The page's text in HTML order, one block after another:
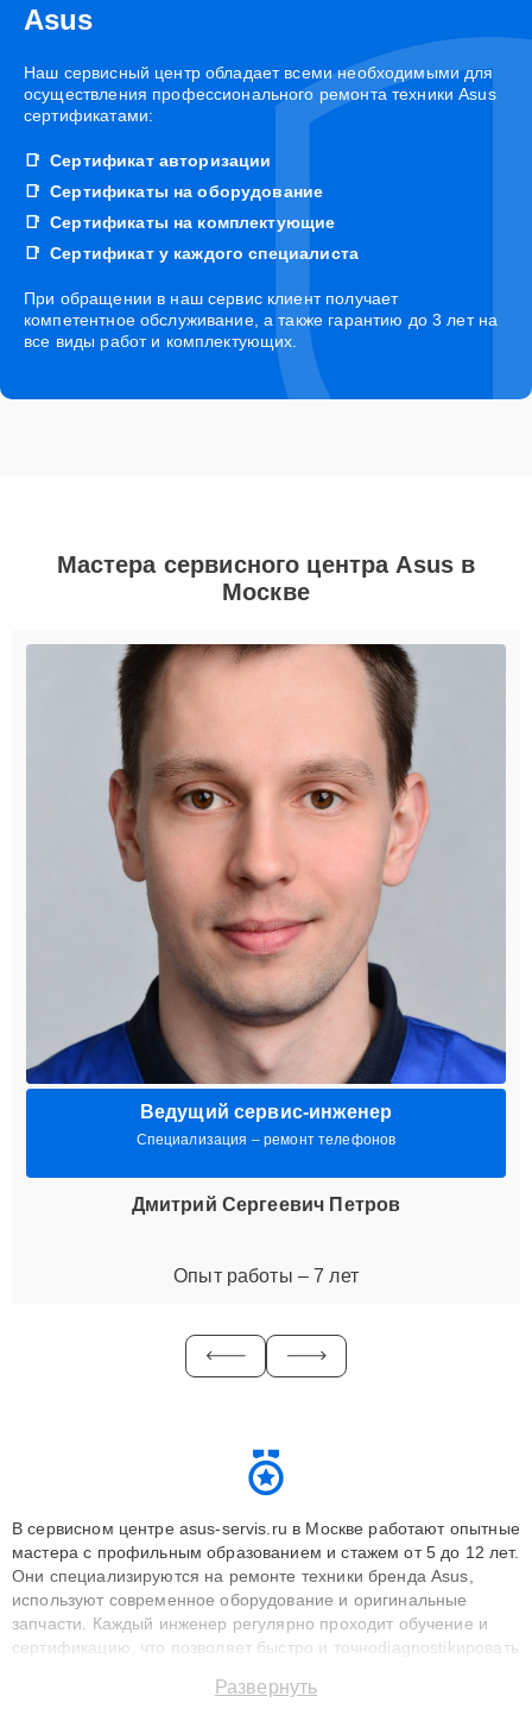
Asus
Наш сервисный центр обладает всеми необходимыми для
осуществления профессионального ремонта техники Asus
сертификатами:
Сертификат авторизации
Сертификаты на оборудование
Сертификаты на комплектующие
Сертификат у каждого специалиста
При обращении в наш сервис клиент получает
компетентное обслуживание, а также гарантию до 3 лет на
все виды работ и комплектующих.
Мастера сервисного центра Asus в
Москве
Ведущий сервис-инженер
Специализация – ремонт телефонов
Дмитрий Сергеевич Петров
Опыт работы – 7 лет
В сервисном центре asus-servis.ru в Москве работают опытные
мастера с профильным образованием и стажем от 5 до 12 лет.
Они специализируются на ремонте техники бренда Asus,
используют современное оборудование и оригинальные
запчасти. Каждый инженер регулярно проходит обучение и
сертификацию, что позволяет быстро и точноdiagnostikировать
до 3 лет. Наши мастера решают сложные случаи: от замены
Развернуть